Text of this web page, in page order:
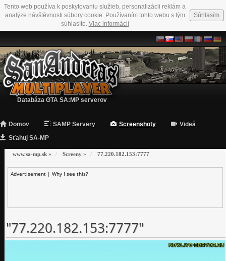
Tento web používa k poskytovaniu služieb, personalizácii reklám a
analýze návštěvnosti súbory cookie. Používaním tohto webu s tým
súhlasíte. Viac informácií
Súhlasím
Databáza GTA SA:MP serverov
Domov SAMP Servery Screenshoty
Videá
Sťahuj SA-MP
www.sa-mp.sk » Screeny » 77.220.182.153:7777
Advertisement | Why I see this?
"77.220.182.153:7777"